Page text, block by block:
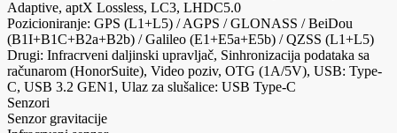
Adaptive, aptX Lossless, LC3, LHDC5.0
Pozicioniranje: GPS (L1+L5) / AGPS / GLONASS / BeiDou
(B1I+B1C+B2a+B2b) / Galileo (E1+E5a+E5b) / QZSS (L1+L5)
Drugi: Infracrveni daljinski upravljač, Sinhronizacija podataka sa
računarom (HonorSuite), Video poziv, OTG (1A/5V), USB: Type-
C, USB 3.2 GEN1, Ulaz za slušalice: USB Type-C
Senzori
Senzor gravitacije